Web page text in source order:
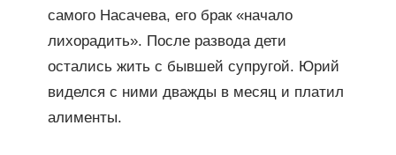
самого Насачева, его брак «начало
лихорадить». После развода дети
остались жить с бывшей супругой. Юрий
виделся с ними дважды в месяц и платил
алименты.